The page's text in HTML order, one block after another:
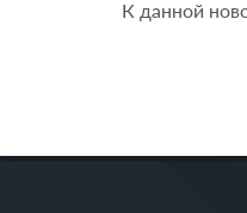
К данной